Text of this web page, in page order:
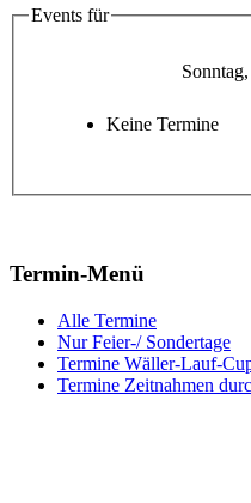
Events für
Keine Termine
Termin-Menü
Alle Termine
Nur Feier-/ Sondertage
Termine Wäller-Lauf-
Termine Zeitnahmen